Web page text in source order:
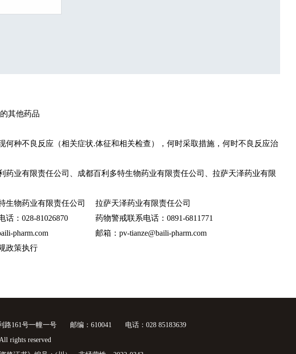
其他药品
种不良反应（相关症状.体征和相关检查），何时采取措施，何时不良反应治
业有限责任公司、成都百利多特生物药业有限责任公司、拉萨天泽药业有限
生物药业有限责任公司
话：028-81026870
pharm.com
拉萨天泽药业有限责任公司
药物警戒联系电话：0891-6811771
邮箱：pv-tianze@baili-pharm.com
政策执行
路161号一幢一号 邮编：610041
电话：028 85183639
rights reserved